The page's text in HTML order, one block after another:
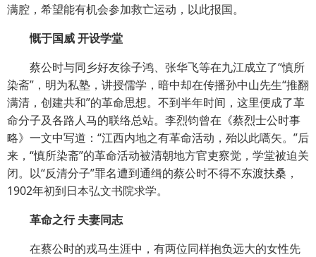
满腔，希望能有机会参加救亡运动，以此报国。
慨于国威 开设学堂
蔡公时与同乡好友徐子鸿、张华飞等在九江成立了“慎所
染斋”，明为私塾，讲授儒学，暗中却在传播孙中山先生“推翻
满清，创建共和”的革命思想。不到半年时间，这里便成了革
命分子及各路人马的联络总站。李烈钧曾在《蔡烈士公时事
略》一文中写道：“江西内地之有革命活动，殆以此嚆矢。”后
来，“慎所染斋”的革命活动被清朝地方官吏察觉，学堂被迫关
闭。以“反清分子”罪名遭到通缉的蔡公时不得不东渡扶桑，
1902年初到日本弘文书院求学。
革命之行 夫妻同志
在蔡公时的戎马生涯中，有两位同样抱负远大的女性先